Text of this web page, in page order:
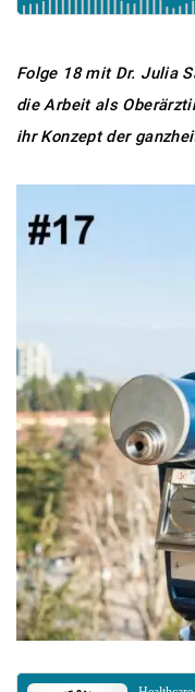
Folge 18 mit Dr. Julia
die Arbeit als
ihr Konzept der